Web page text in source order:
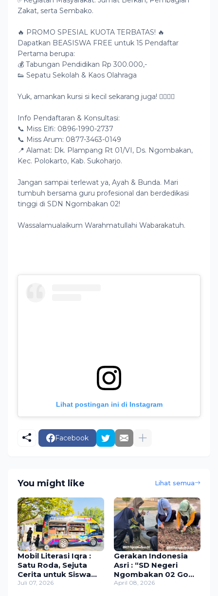
Zakat, serta Sembako.
🔥 PROMO SPESIAL KUOTA TERBATAS! 🔥
Dapatkan BEASISWA FREE untuk 15 Pendaftar
Pertama berupa:
💰 Tabungan Pendidikan Rp 300.000,-
👟 Sepatu Sekolah & Kaos Olahraga
Yuk, amankan kursi si kecil sekarang juga! 🏃‍♂️🏃‍♀️
Info Pendaftaran & Konsultasi:
📞 Miss Elfi: 0896-1990-2737
📞 Miss Arum: 0877-3463-0149
📍 Alamat: Dk. Plampang Rt 01/VI, Ds. Ngombakan,
Kec. Polokarto, Kab. Sukoharjo.
Jangan sampai terlewat ya, Ayah & Bunda. Mari
tumbuh bersama guru profesional dan berdedikasi
tinggi di SDN Ngombakan 02!
Wassalamualaikum Warahmatullahi Wabarakatuh.
Lihat postingan ini di Instagram
Facebook
You might like Lihat semua
Mobil Literasi Iqra :
Satu Roda, Sejuta
Cerita untuk Siswa
SDN Ngombakan 02.
Juli 07, 2026
Gerakan Indonesia
Asri : “SD Negeri
Ngombakan 02 Go
ASRI”
April 08, 2026